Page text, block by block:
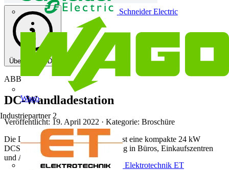
Schneider Electric
Wago
Industriepartner 2
Elektrotechnik ET
Über diese PDF
ABB
DC-Wandladestation
Veröffentlicht: 19. April 2022 · Kategorie: Broschüre
Die DC Wandladestation von ABB ist eine kompakte 24 kW
DCSchnellladestation für die Nutzung in Büros, Einkaufszentren
und Autohäusern.